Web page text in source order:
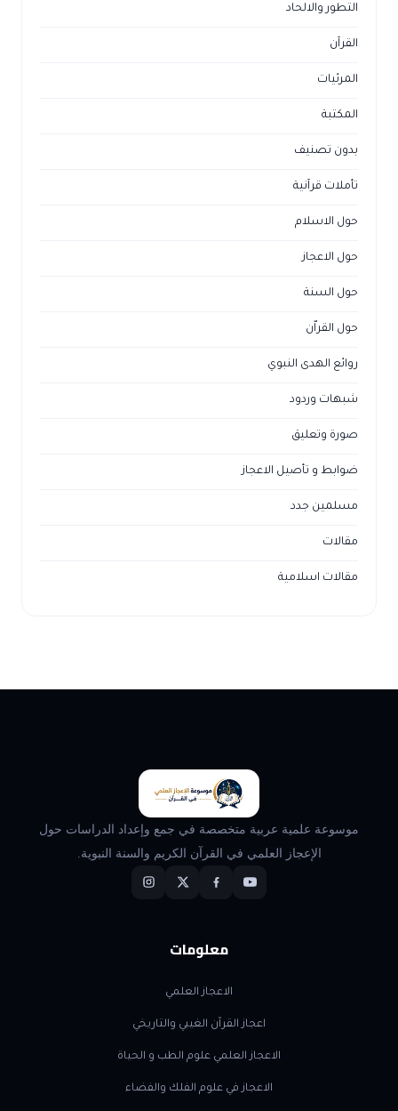
التطور والالحاد
القرآن
المرئيات
المكتبة
بدون تصنيف
تأملات قرآنية
حول الاسلام
حول الاعجاز
حول السنة
حول القراّن
روائع الهدى النبوي
شبهات وردود
صورة وتعليق
ضوابط و تأصيل الاعجاز
مسلمين جدد
مقالات
مقالات اسلامية
موسوعة علمية عربية متخصصة في جمع وإعداد الدراسات حول
الإعجاز العلمي في القرآن الكريم والسنة النبوية.
معلومات
الاعجاز العلمي
اعجاز القرآن الغيبي والتاريخي
الاعجاز العلمي علوم الطب و الحياة
الاعجاز في علوم الفلك والفضاء